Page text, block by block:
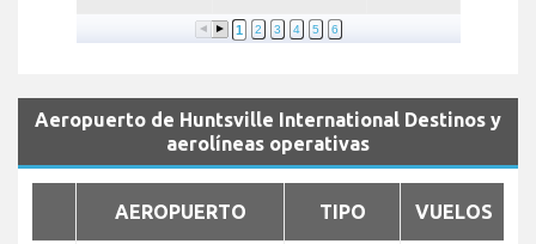
1 2 3 4 5 6
Aeropuerto de Huntsville International Destinos y
aerolíneas operativas
AEROPUERTO TIPO VUELOS